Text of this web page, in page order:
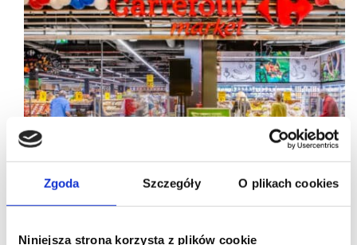
Zgoda Szczegóły O plikach cookies
Niniejsza strona korzysta z plików cookie